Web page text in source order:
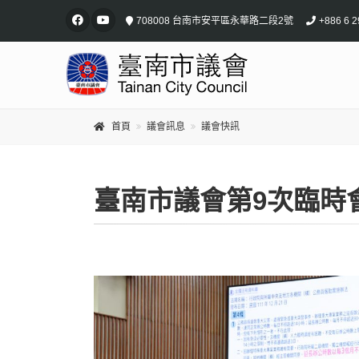
708008 台南市安平區永華路二段2號 +886 6
首頁 議會訊息 議會快訊
臺南市議會第9次臨時